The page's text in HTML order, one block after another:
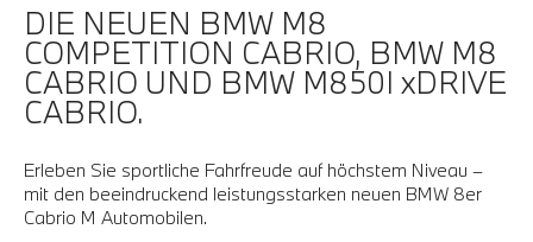
DIE NEUEN BMW M8
COMPETITION CABRIO, BMW M8
CABRIO UND BMW M850I xDRIVE
CABRIO.
Erleben Sie sportliche Fahrfreude auf höchstem Niveau –
mit den beeindruckend leistungsstarken neuen BMW 8er
Cabrio M Automobilen.